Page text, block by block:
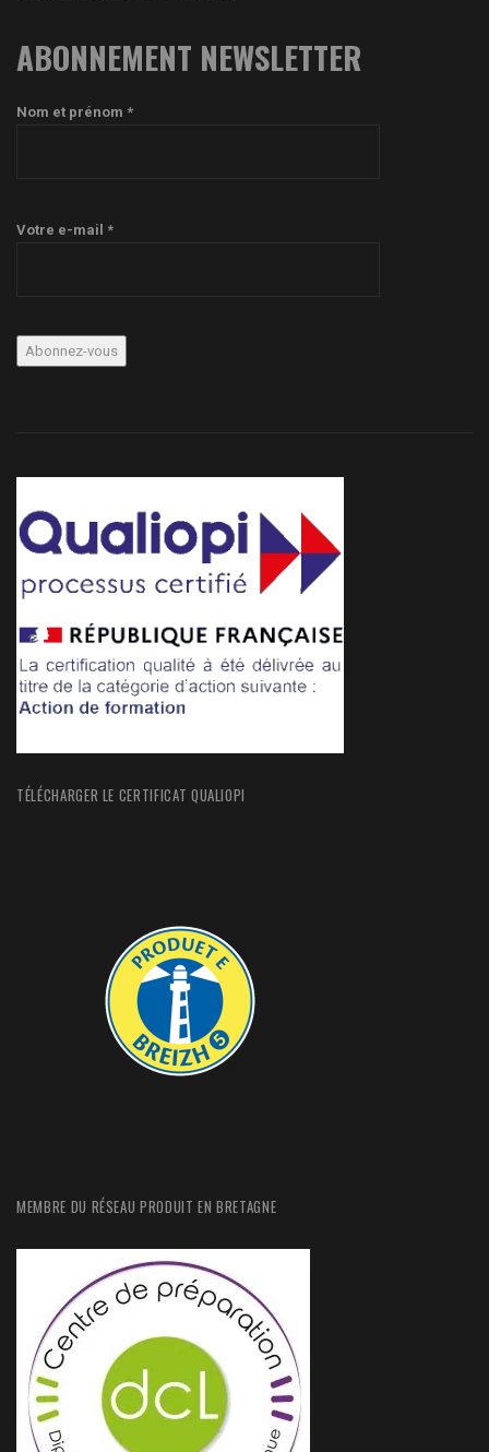
ABONNEMENT NEWSLETTER
Nom et prénom *
Votre e-mail *
TÉLÉCHARGER LE CERTIFICAT QUALIOPI
MEMBRE DU RÉSEAU PRODUIT EN BRETAGNE